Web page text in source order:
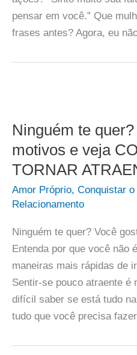
pensar em você.” Que
frases antes? Agora, eu
Ninguém te
motivos e veja
TORNAR
Amor Próprio, Conquistar o
Relacionamento
Ninguém te quer? Você
Entenda por que você não
maneiras mais rápidas de ir
Sentir-se pouco atraente é
difícil saber se está tudo
tudo que você precisa